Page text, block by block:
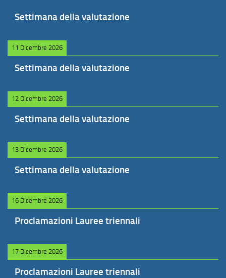
Settimana della valutazione
11 Dicembre 2026
Settimana della valutazione
12 Dicembre 2026
Settimana della valutazione
13 Dicembre 2026
Settimana della valutazione
16 Dicembre 2026
Proclamazioni Lauree triennali
17 Dicembre 2026
Proclamazioni Lauree triennali